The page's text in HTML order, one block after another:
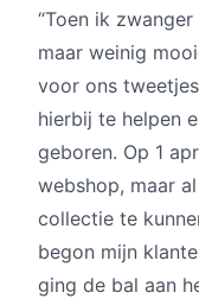
“Toen ik
maar weinig
voor ons
hierbij te helpen
geboren. Op 1
webshop, maar
collectie te
begon mijn
ging de bal aan